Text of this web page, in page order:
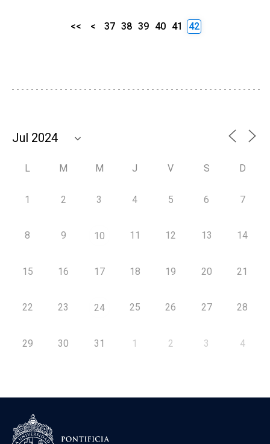
<< < 37 38 39 40 41 42
L M M J V S D
1 2 3 4 5 6 7
8 9 10 11 12 13 14
15 16 17 18 19 20 21
22 23 24 25 26 27 28
29 30 31 1 2 3 4